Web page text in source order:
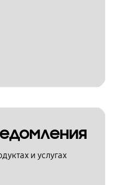
и услугах